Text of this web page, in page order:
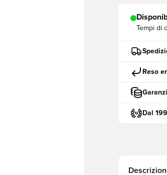
Tempi di
Reso
Dal